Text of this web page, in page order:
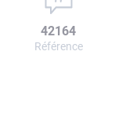
42164
Référence